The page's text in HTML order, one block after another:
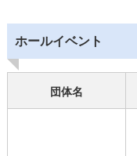
ホールイベント
団体名